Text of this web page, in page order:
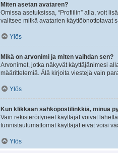
Miten asetan avataren?
Omissa asetuksissa, “Profiilin” alla, voit
valitsee mitkä avatarien käyttöönottotavat
Ylös
Mikä on arvonimi ja miten vaihdan sen?
Arvonimet, jotka näkyvät käyttäjänimesi
määrittelemiä. Älä kirjoita viestejä vain
Ylös
Kun klikkaan sähköpostilinkkiä, minua
Vain rekisteröityneet käyttäjät voivat
tunnistautumattomat käyttäjät eivät voisi
Ylös